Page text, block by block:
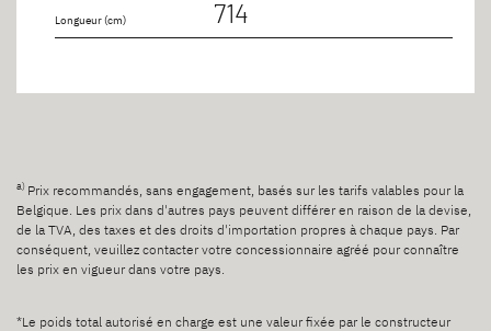
Longueur (cm) 714
a) Prix recommandés, sans engagement, basés sur les tarifs valables pour la
Belgique. Les prix dans d'autres pays peuvent différer en raison de la devise,
de la TVA, des taxes et des droits d'importation propres à chaque pays. Par
conséquent, veuillez contacter votre concessionnaire agréé pour connaître
les prix en vigueur dans votre pays.
*Le poids total autorisé en charge est une valeur fixée par le constructeur